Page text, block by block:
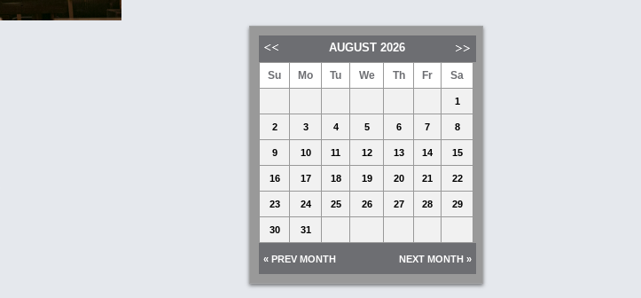
AUGUST 2026
Su Mo Tu We Th Fr Sa
1
2 3 4 5 6 7 8
9 10 11 12 13 14 15
16 17 18 19 20 21 22
23 24 25 26 27 28 29
30 31
« PREV MONTH NEXT MONTH »